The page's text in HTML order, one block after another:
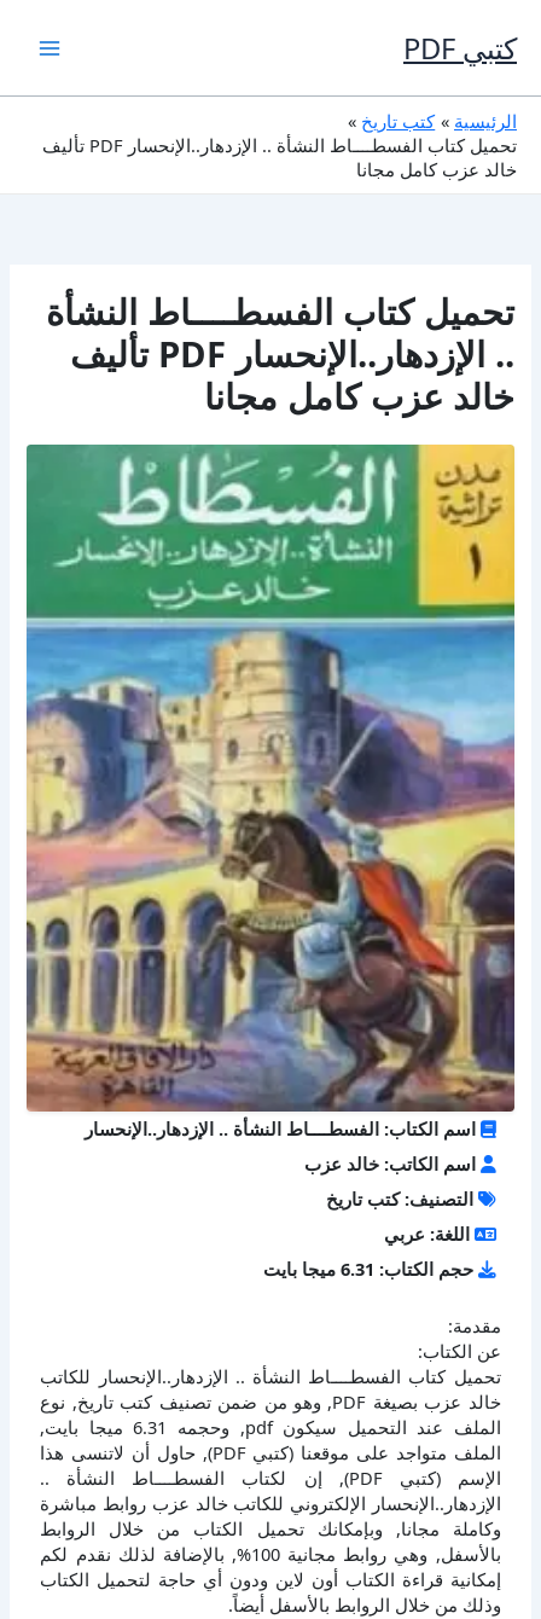
إلى
المحتوى
كتبي PDF
الرئيسية
كتب تاريخ
تحميل كتاب الفسطــــاط النشأة .. الإزدهار..الإنحسار PDF تأليف
خالد عزب كامل مجانا
تحميل كتاب الفسطــــاط النشأة
.. الإزدهار..الإنحسار PDF تأليف
خالد عزب كامل مجانا
اسم الكتاب: الفسطــــاط النشأة .. الإزدهار..الإنحسار
اسم الكاتب: خالد عزب
التصنيف: كتب تاريخ
اللغة: عربي
حجم الكتاب: 6.31 ميجا بايت
مقدمة:
عن الكتاب:
تحميل كتاب الفسطــــاط النشأة .. الإزدهار..الإنحسار للكاتب
خالد عزب بصيغة PDF, وهو من ضمن تصنيف كتب تاريخ, نوع
الملف عند التحميل سيكون pdf, وحجمه 6.31 ميجا بايت,
الملف متواجد على موقعنا (كتبي PDF), حاول أن لاتنسى هذا
الإسم (كتبي PDF), إن لكتاب الفسطــــاط النشأة ..
الإزدهار..الإنحسار الإلكتروني للكاتب خالد عزب روابط مباشرة
وكاملة مجانا, وبإمكانك تحميل الكتاب من خلال الروابط
بالأسفل, وهي روابط مجانية 100%, بالإضافة لذلك نقدم لكم
إمكانية قراءة الكتاب أون لاين ودون أي حاجة لتحميل الكتاب
وذلك من خلال الروابط بالأسفل أيضاً.